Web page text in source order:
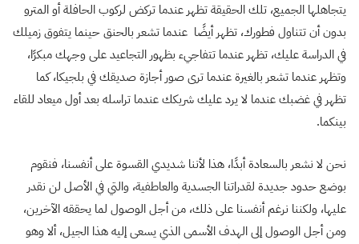
يتجاهلها الجميع، تلك الحقيقة تظهر عندما تركض لركوب الحافلة أو المترو
بدون أن تتناول فطورك، تظهر أيضًا عندما تشعر بالحنق حينما يتفوق زميلك
في الدراسة عليك، تظهر عندما تتفاجيء بظهور التجاعيد على وجهك مبكرًا،
وتظهر عندما تشعر بالغيرة عندما ترى صور أجازة صديقك في بلجيكا، كما
تظهر في غضبك عندما لا يرد عليك شريكك عندما تراسله بعد أول ميعاد للقاء
بينكما.
نحن لا نشعر بالسعادة أبدًا، هذا لأننا شديدي القسوة على أنفسنا، فنقوم
بوضع حدود جديدة لقدراتنا الجسدية والعاطفية، والتي في الأصل لن نقدر
عليها، ولكننا نرغم أنفسنا على ذلك، من أجل الوصول لما يحققه الآخرين،
ومن أجل الوصول إلى الهدف الأسمى الذي يسعى إليه هذا الجيل، ألا وهو